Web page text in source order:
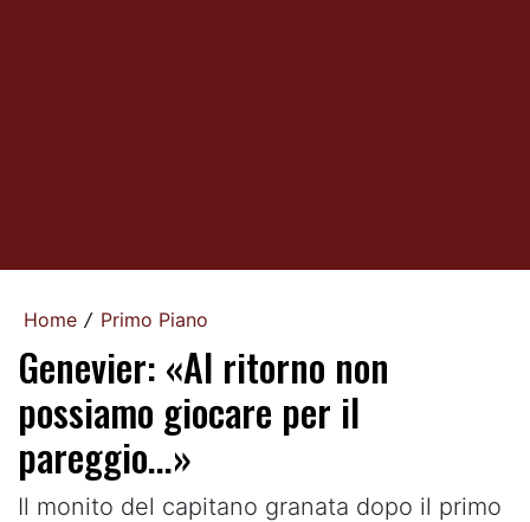
Home / Primo Piano
Genevier: «Al ritorno non
possiamo giocare per il
pareggio...»
Il monito del capitano granata dopo il primo